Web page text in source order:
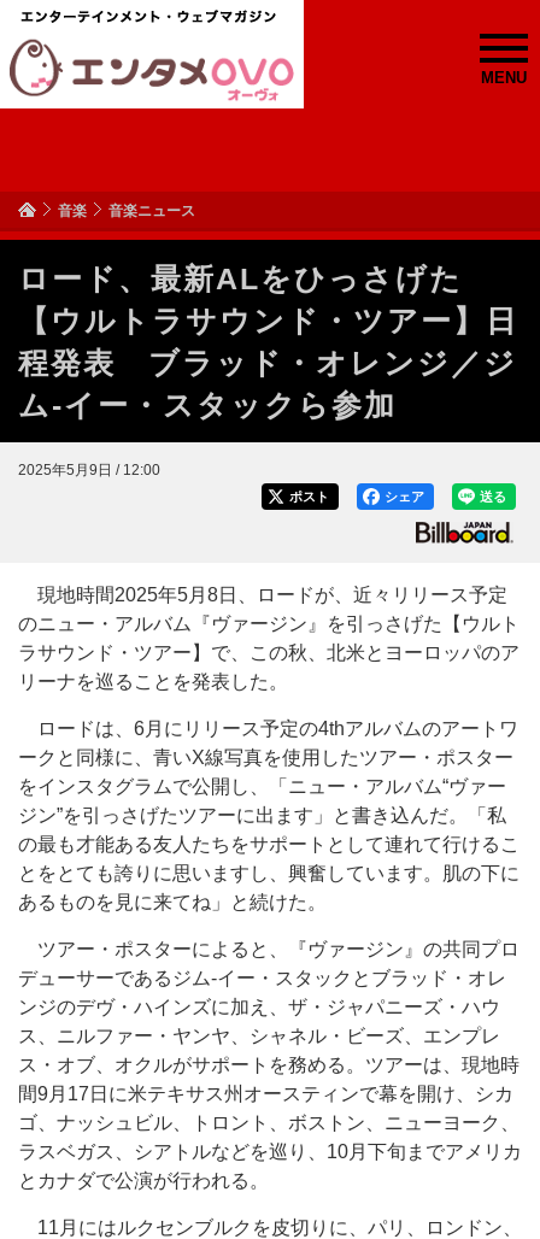
MENU
音楽 音楽ニュース
ロード、最新ALをひっさげた
【ウルトラサウンド・ツアー】日
程発表 ブラッド・オレンジ／ジ
ム-イー・スタックら参加
2025年5月9日 / 12:00
送る
シェア
ポスト
現地時間2025年5月8日、ロードが、近々リリース予定
のニュー・アルバム『ヴァージン』を引っさげた【ウルト
ラサウンド・ツアー】で、この秋、北米とヨーロッパのア
リーナを巡ることを発表した。
ロードは、6月にリリース予定の4thアルバムのアートワ
ークと同様に、青いX線写真を使用したツアー・ポスター
をインスタグラムで公開し、「ニュー・アルバム“ヴァー
ジン”を引っさげたツアーに出ます」と書き込んだ。「私
の最も才能ある友人たちをサポートとして連れて行けるこ
とをとても誇りに思いますし、興奮しています。肌の下に
あるものを見に来てね」と続けた。
ツアー・ポスターによると、『ヴァージン』の共同プロ
デューサーであるジム-イー・スタックとブラッド・オレ
ンジのデヴ・ハインズに加え、ザ・ジャパニーズ・ハウ
ス、ニルファー・ヤンヤ、シャネル・ビーズ、エンプレ
ス・オブ、オクルがサポートを務める。ツアーは、現地時
間9月17日に米テキサス州オースティンで幕を開け、シカ
ゴ、ナッシュビル、トロント、ボストン、ニューヨーク、
ラスベガス、シアトルなどを巡り、10月下旬までアメリカ
とカナダで公演が行われる。
11月にはルクセンブルクを皮切りに、パリ、ロンドン、